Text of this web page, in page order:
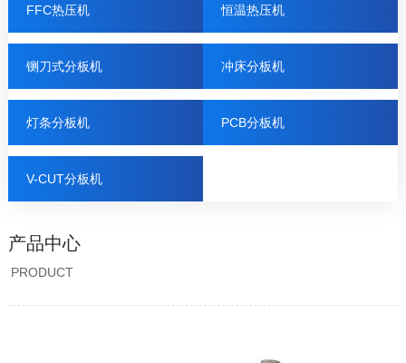
FFC热压机 恒温热压机
铡刀式分板机 冲床分板机
灯条分板机 PCB分板机
V-CUT分板机
产品中心
PRODUCT